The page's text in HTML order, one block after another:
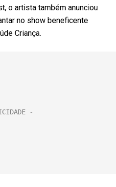
o artista também anunciou
no show beneficente
Criança.